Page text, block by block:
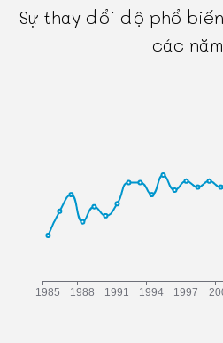
Sự thay đổi độ phổ
các năm